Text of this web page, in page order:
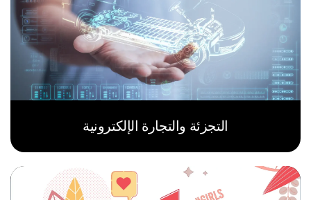
التجزئة والتجارة الإلكترونية